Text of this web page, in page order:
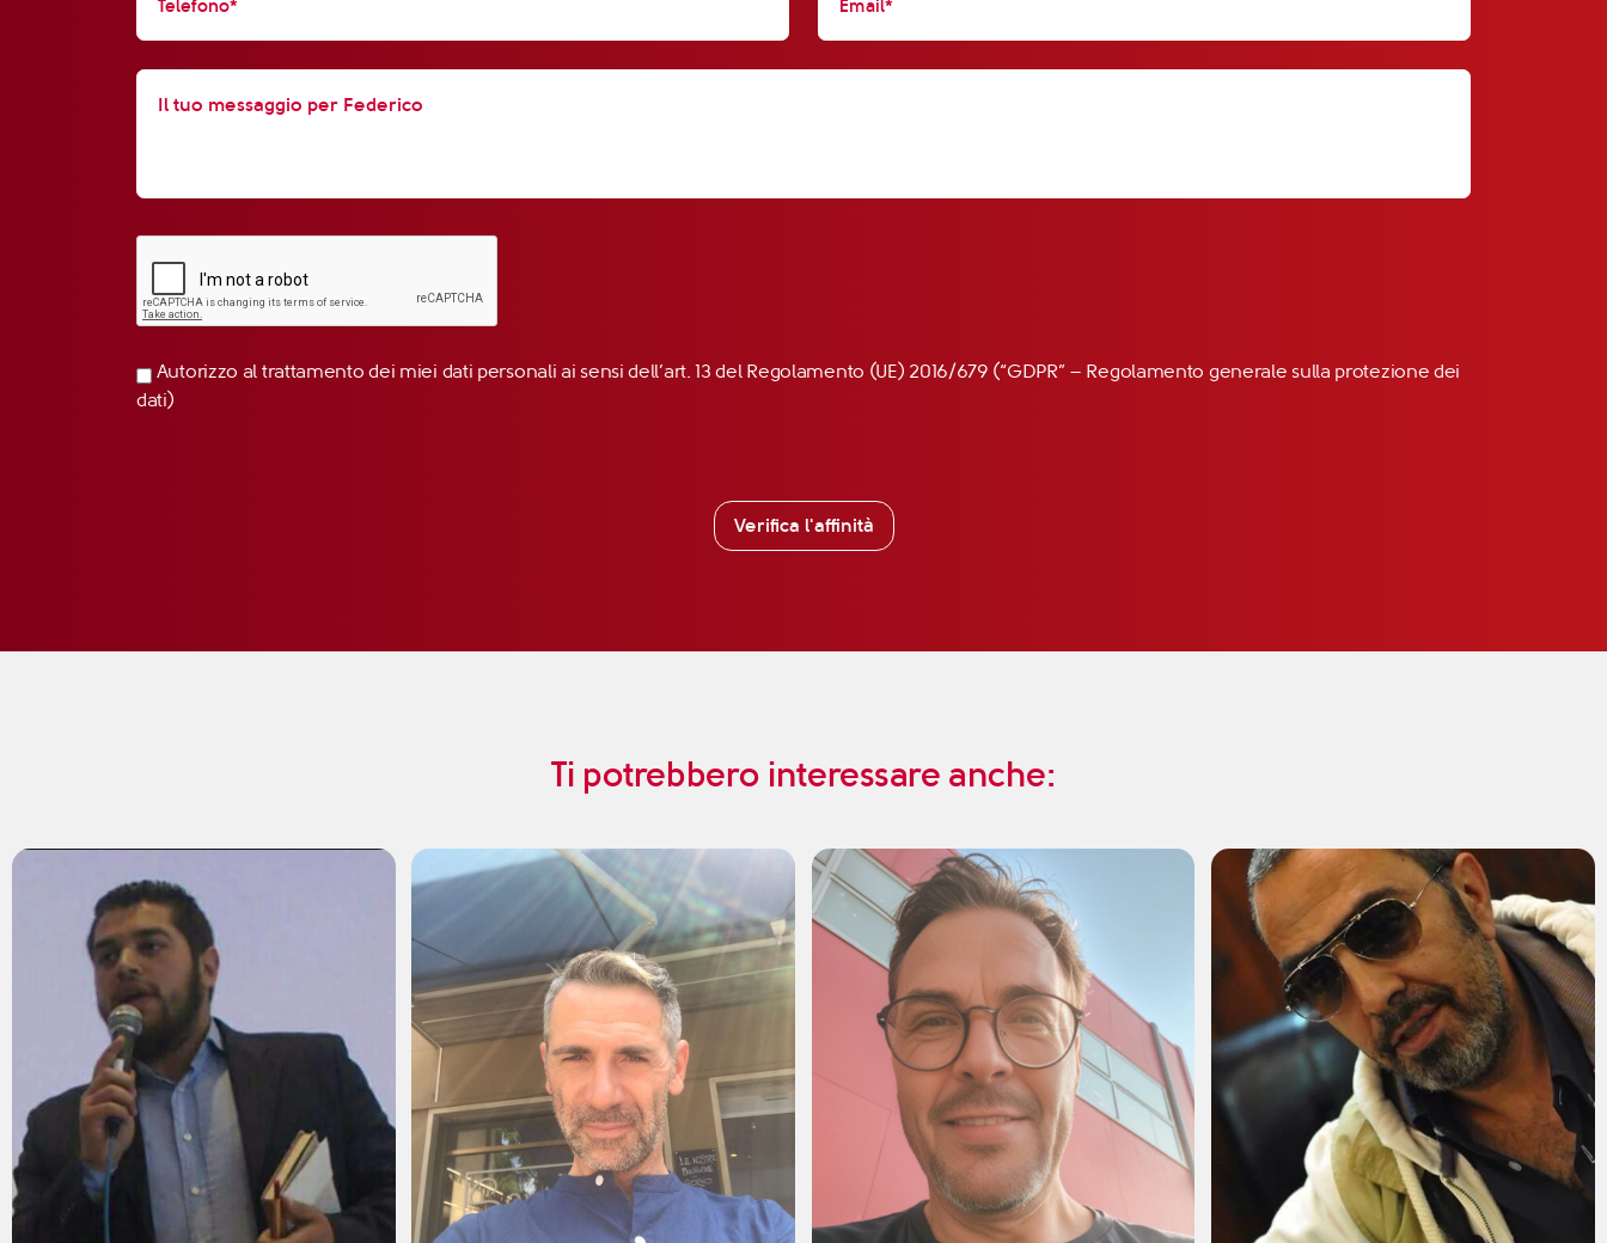
Autorizzo al trattamento dei miei dati personali ai sensi dell’art. 13 del Regolamento (UE) 2016/679 (“GDPR” – Regolamento generale sulla protezione dei
dati)
Verifica l'affinità
Ti potrebbero interessare anche: